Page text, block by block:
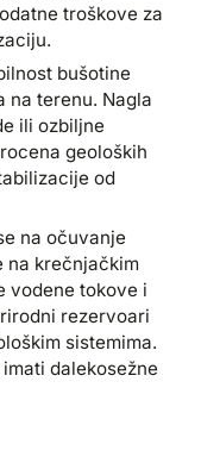
troškove za
bušotine
na terenu. Nagla
ili ozbiljne
geoloških
od
na očuvanje
na krečnjačkim
vodene tokove i
rezervoari
sistemima.
dalekosežne